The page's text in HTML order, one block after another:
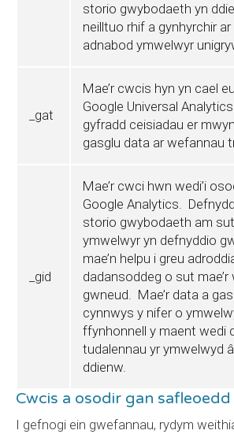
storio gwybodaeth yn
neilltuo rhif a gynhyrchir ar
adnabod ymwelwyr
_gat
Mae’r cwcis hyn yn cael
Google Universal
gyfradd ceisiadau er
gasglu data ar wefannau
_gid
Mae’r cwci hwn wedi’i
Google Analytics.
storio gwybodaeth am
ymwelwyr yn defnyddio
mae’n helpu i greu
dadansoddeg o sut mae’r
gwneud. Mae’r data a
cynnwys y nifer o
ffynhonnell y maent wedi
tudalennau yr ymwelwyd
ddienw.
Cwcis a osodir gan
I gefnogi ein gwefannau, rydym